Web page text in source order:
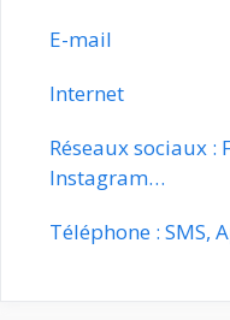
E-mail
Internet
Réseaux sociaux :
Instagram…
Téléphone : SMS,